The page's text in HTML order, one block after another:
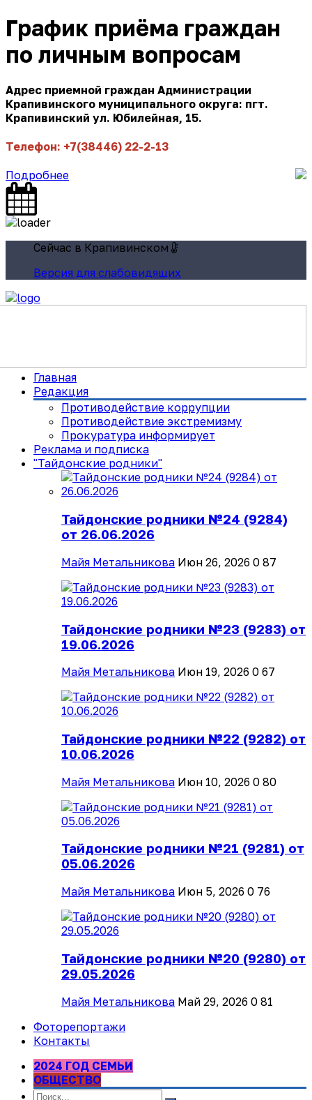
График приёма граждан
по личным вопросам
Адрес приемной граждан Администрации
Крапивинского муниципального округа: пгт.
Крапивинский ул. Юбилейная, 15.
Телефон: +7(38446) 22-2-13
Подробнее
Сейчас в Крапивинском
Версия для слабовидящих
Главная
Редакция
Противодействие коррупции
Противодействие экстремизму
Прокуратура информирует
Реклама и подписка
"Тайдонские родники"
Тайдонские родники №24 (9284)
от 26.06.2026
Майя Метальникова Июн 26, 2026 0 87
Тайдонские родники №23 (9283) от
19.06.2026
Майя Метальникова Июн 19, 2026 0 67
Тайдонские родники №22 (9282) от
10.06.2026
Майя Метальникова Июн 10, 2026 0 80
Тайдонские родники №21 (9281) от
05.06.2026
Майя Метальникова Июн 5, 2026 0 76
Тайдонские родники №20 (9280) от
29.05.2026
Майя Метальникова Май 29, 2026 0 81
Фоторепортажи
Контакты
2024 ГОД СЕМЬИ
ОБЩЕСТВО